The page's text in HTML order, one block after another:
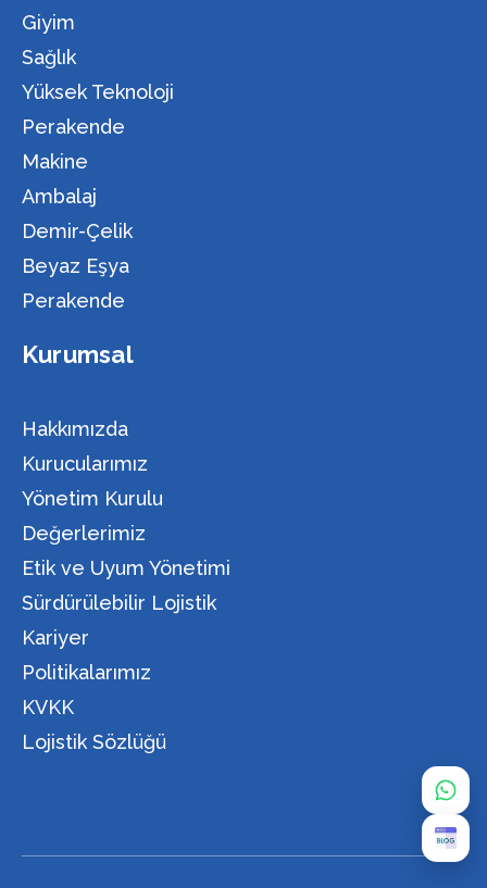
Giyim
Sağlık
Yüksek Teknoloji
Perakende
Makine
Ambalaj
Demir-Çelik
Beyaz Eşya
Perakende
Kurumsal
Hakkımızda
Kurucularımız
Yönetim Kurulu
Değerlerimiz
Etik ve Uyum Yönetimi
Sürdürülebilir Lojistik
Kariyer
Politikalarımız
KVKK
Lojistik Sözlüğü